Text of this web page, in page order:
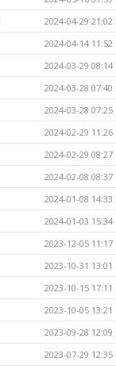
2024-04-29 21:02
2024-04-14 11:52
2024-03-29 08:14
2024-03-28 07:40
2024-03-28 07:25
2024-02-29 11:26
2024-02-29 08:27
2024-02-08 08:37
2024-01-08 14:33
2024-01-03 15:34
2023-12-05 11:17
2023-10-31 13:01
2023-10-15 17:11
2023-10-05 13:21
2023-09-28 12:09
2023-07-29 12:35